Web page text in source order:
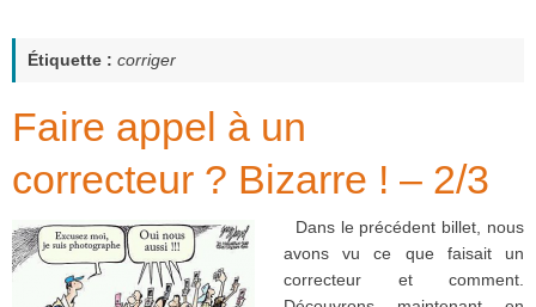
Étiquette : corriger
Faire appel à un
correcteur ? Bizarre ! – 2/3
Dans le précédent billet, nous
avons vu ce que faisait un
correcteur et comment.